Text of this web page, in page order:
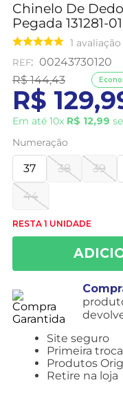
Chinelo De
Pegada 131281-
1 avaliação
: 00243730120
R$ 144,43
R$ 129,
Em até 10x R$ 12,99
Numeração
37 38 39
44
RESTA 1 UNIDADE
Site seguro
Primeira
Produtos
Retire na loja